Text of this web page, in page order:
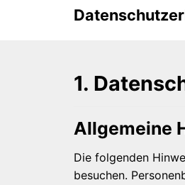
1.
Allgemeine
Die folgenden
besuchen.